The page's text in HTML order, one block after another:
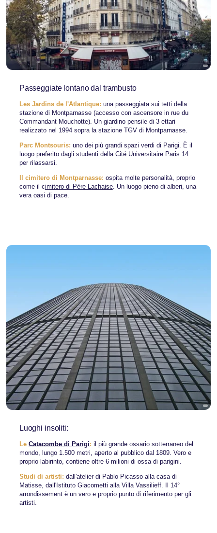
Passeggiate lontano dal trambusto
Les Jardins de l'Atlantique: una passeggiata sui tetti della
stazione di Montparnasse (accesso con ascensore in rue du
Commandant Mouchotte). Un giardino pensile di 3 ettari
realizzato nel 1994 sopra la stazione TGV di Montparnasse.
Parc Montsouris: uno dei più grandi spazi verdi di Parigi. È il
luogo preferito dagli studenti della Cité Universitaire Paris 14
per rilassarsi.
Il cimitero di Montparnasse: ospita molte personalità, proprio
come il cimitero di Père Lachaise. Un luogo pieno di alberi, una
vera oasi di pace.
Luoghi insoliti:
Le Catacombe di Parigi: il più grande ossario sotterraneo del
mondo, lungo 1.500 metri, aperto al pubblico dal 1809. Vero e
proprio labirinto, contiene oltre 6 milioni di ossa di parigini.
Studi di artisti: dall'atelier di Pablo Picasso alla casa di
Matisse, dall'Istituto Giacometti alla Villa Vassilieff. Il 14°
arrondissement è un vero e proprio punto di riferimento per gli
artisti.